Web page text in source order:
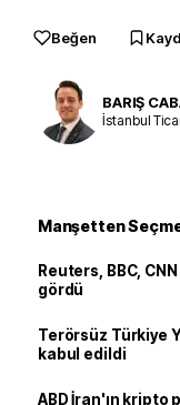
Beğen
BARIŞ
İstanbul
Manşetten
Reuters, BBC,
gördü
Terörsüz Türkiye
kabul edildi
ABD İran'ın kripto